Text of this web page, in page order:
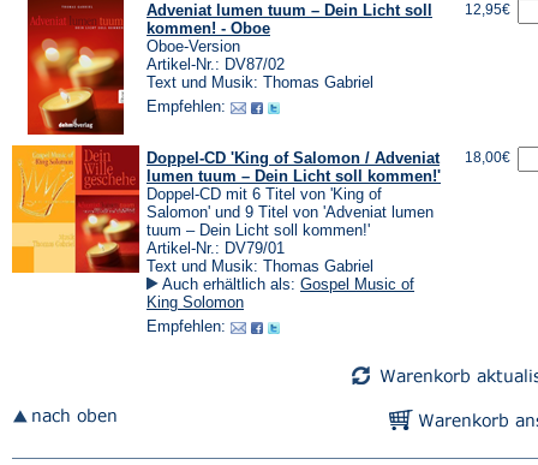
Adveniat lumen tuum – Dein Licht soll
kommen! - Oboe
Oboe-Version
Artikel-Nr.: DV87/02
Text und Musik: Thomas Gabriel
Empfehlen:
12,95€
Doppel-CD 'King of Salomon / Adveniat
lumen tuum – Dein Licht soll kommen!'
Doppel-CD mit 6 Titel von 'King of
Salomon' und 9 Titel von 'Adveniat lumen
tuum – Dein Licht soll kommen!'
Artikel-Nr.: DV79/01
Text und Musik: Thomas Gabriel
Auch erhältlich als: Gospel Music of
King Solomon
Empfehlen:
18,00€